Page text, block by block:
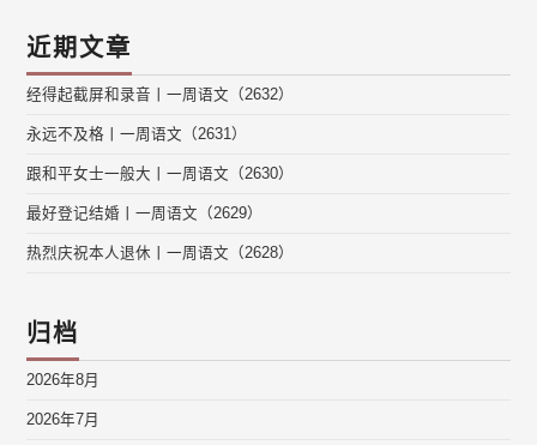
近期文章
经得起截屏和录音丨一周语文（2632）
永远不及格丨一周语文（2631）
跟和平女士一般大丨一周语文（2630）
最好登记结婚丨一周语文（2629）
热烈庆祝本人退休丨一周语文（2628）
归档
2026年8月
2026年7月